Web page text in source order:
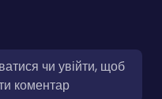
чи увійти, щоб
коментар